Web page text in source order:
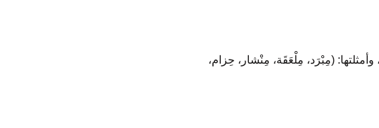
(مِبْرَد، مِلْعَقَة، مِنْشار، حِزام،